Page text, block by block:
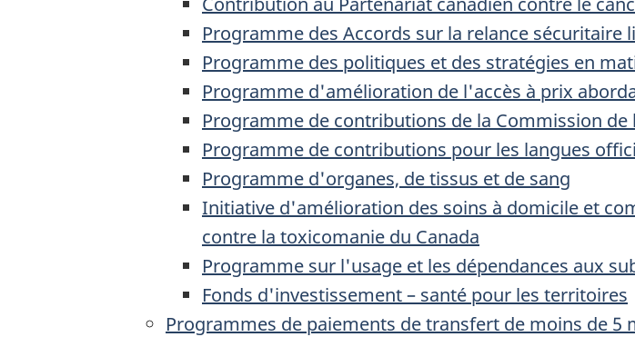
Programme des Accords sur la relance sécuritaire
Programme des politiques et des stratégies en
Programme d'amélioration de l'accès à prix
Programme de contributions de la Commission de
Programme de contributions pour les langues
Programme d'organes, de tissus et de sang
Initiative d'amélioration des soins à domicile et
contre la toxicomanie du Canada
Programme sur l'usage et les dépendances aux
Fonds d'investissement – santé pour les territoires
Programmes de paiements de transfert de moins de 5